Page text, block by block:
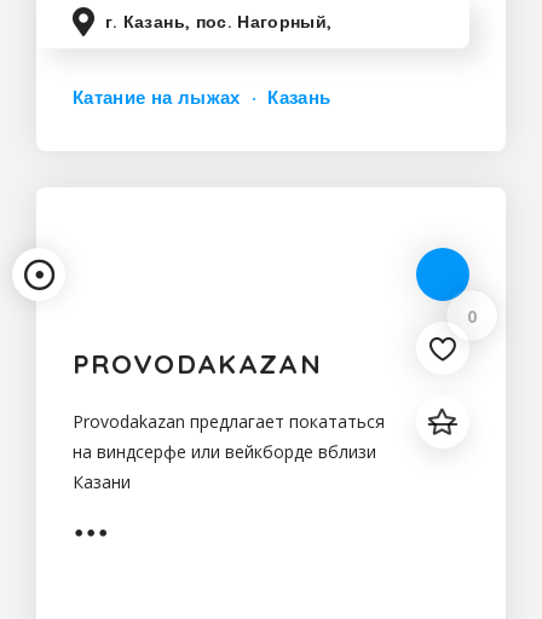
г. Казань, пос. Нагорный,
Катание на лыжах Казань
0
PROVODAKAZAN
Provodakazan предлагает покататься
на виндсерфе или вейкборде вблизи
Казани